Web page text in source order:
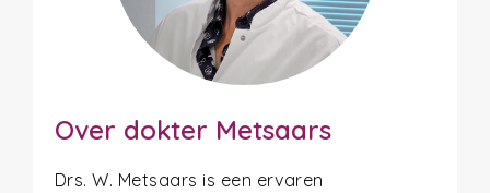
Over dokter Metsaars
Drs. W. Metsaars is een ervaren